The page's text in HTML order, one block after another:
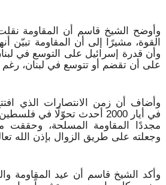
وأوضح الشيخ قاسم أن المقاومة
القوة، مشيرًا إلى أن المقاومة تبيّن
وأن قدرة إسرائيل على التوسع في
على أن تقضم أو تتوسع في لبنان، رغم
وأضاف أن زمن الانتصارات الذي
في أيار 2000 أحدث تحوّلًا في
مجددًا المقاومة المسلحة، وحققت
وجعلته على طريق الزوال بإذن الله
وأكد الشيخ قاسم أن عيد المقاومة